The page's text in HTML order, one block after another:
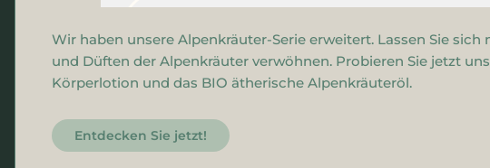
Gesichtscreme
Wir haben unsere Alpenkräuter-Serie erweitert. Lassen Sie sich
und Düften der Alpenkräuter verwöhnen. Probieren Sie jetzt
Körperlotion und das BIO ätherische Alpenkräuteröl.
Entdecken Sie jetzt!